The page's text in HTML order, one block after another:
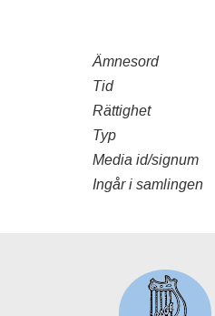
Ämnesord
Tid
Rättighet
Typ
Media id/signum
Ingår i samlingen